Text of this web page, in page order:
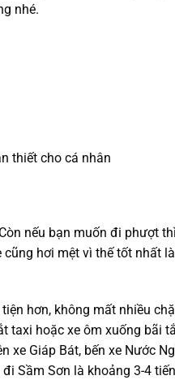
nhé.
thiết cho cá nhân
nếu bạn muốn đi phượt
cũng hơi mệt vì thế tốt nhất
hơn, không mất nhiều
taxi hoặc xe ôm xuống bãi
xe Giáp Bát, bến xe Nước
Sầm Sơn là khoảng 3-4